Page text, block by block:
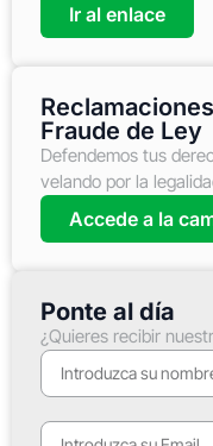
Ir al enlace
Fraude de Ley
Defendemos tus
velando por la
Accede a la
Ponte al día
¿Quieres recibir